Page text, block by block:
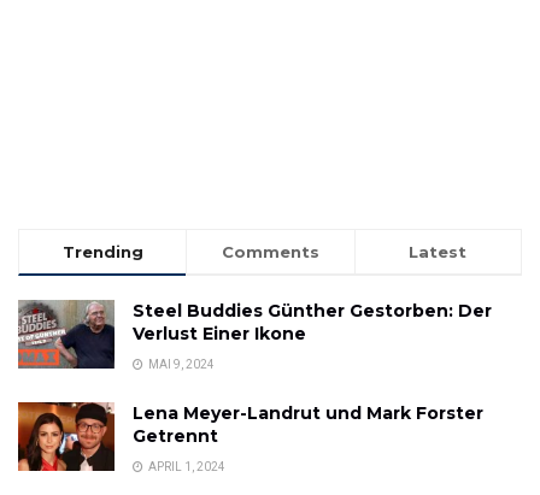
Trending Comments Latest
Steel Buddies Günther Gestorben: Der
Verlust Einer Ikone
MAI 9, 2024
Lena Meyer-Landrut und Mark Forster
Getrennt
APRIL 1, 2024